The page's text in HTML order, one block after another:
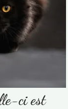
ci est